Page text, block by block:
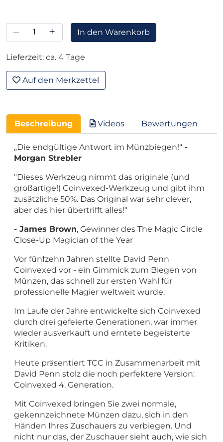
– + In den Warenkorb
Lieferzeit: ca. 4 Tage
Auf den Merkzettel
Beschreibung Videos Bewertungen
„Die endgültige Antwort im Münzbiegen!“ -
Morgan Strebler
"Dieses Werkzeug nimmt das originale (und
großartige!) Coinvexed-Werkzeug und gibt ihm
zusätzliche 50%. Das Original war sehr clever,
aber das hier übertrifft alles!"
- James Brown, Gewinner des The Magic Circle
Close-Up Magician of the Year
Vor fünfzehn Jahren stellte David Penn
Coinvexed vor - ein Gimmick zum Biegen von
Münzen, das schnell zur ersten Wahl für
professionelle Magier weltweit wurde.
Im Laufe der Jahre entwickelte sich Coinvexed
durch drei gefeierte Generationen, war immer
wieder ausverkauft und erntete begeisterte
Kritiken.
Heute präsentiert TCC in Zusammenarbeit mit
David Penn stolz die noch perfektere Version:
Coinvexed 4. Generation.
Mit Coinvexed bringen Sie zwei normale,
gekennzeichnete Münzen dazu, sich in den
Händen Ihres Zuschauers zu verbiegen. Und
nicht nur das, der Zuschauer sieht auch, wie sich